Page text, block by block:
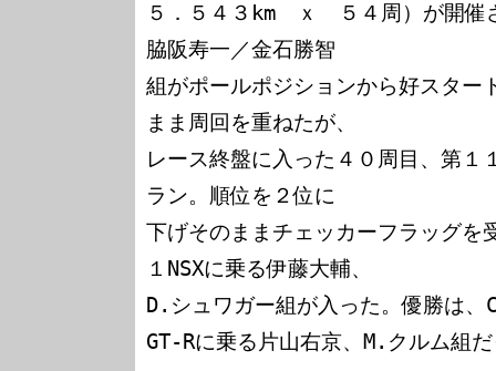
５．５４３km　ｘ　５４周）が開催
脇阪寿一／金石勝智
組がポールポジションから好スター
まま周回を重ねたが、
レース終盤に入った４０周目、第１
ラン。順位を２位に
下げそのままチェッカーフラッグ
１NSXに乗る伊藤大輔、
D.シュワガー組が入った。優勝は
GT-Rに乗る片山右京、M.クルム組